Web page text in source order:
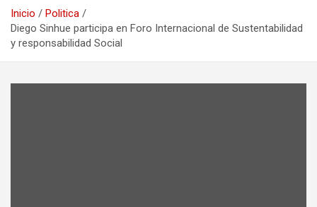
Inicio
Politica
Diego Sinhue participa en Foro Internacional de Sustentabilidad
y responsabilidad Social